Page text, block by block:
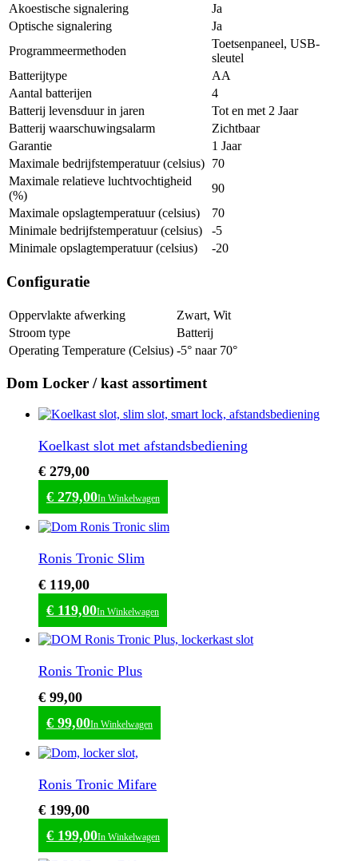
Akoestische signalering
Ja
Optische signalering
Ja
Programmeermethoden
Toetsenpaneel, USB-
sleutel
Batterijtype
AA
Aantal batterijen
4
Batterij levensduur in jaren
Tot en met 2 Jaar
Batterij waarschuwingsalarm
Zichtbaar
Garantie
1 Jaar
Maximale bedrijfstemperatuur (celsius) 70
Maximale relatieve luchtvochtigheid
(%)
90
Maximale opslagtemperatuur (celsius)
70
Minimale bedrijfstemperatuur (celsius)
-5
Minimale opslagtemperatuur (celsius)
-20
Configuratie
Oppervlakte afwerking
Zwart, Wit
Stroom type
Batterij
Operating Temperature (Celsius) -5° naar 70°
Dom Locker / kast assortiment
Koelkast slot met afstandsbediening
€ 279,00
€ 279,00In Winkelwagen
Ronis Tronic Slim
€ 119,00
€ 119,00In Winkelwagen
Ronis Tronic Plus
€ 99,00
€ 99,00In Winkelwagen
Ronis Tronic Mifare
€ 199,00
€ 199,00In Winkelwagen